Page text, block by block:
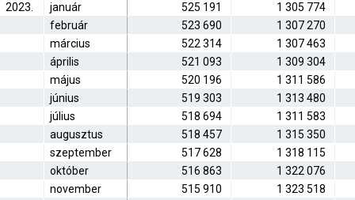
2023.
január 525 191
1 305 774
február
523 690
1 307 270
március
522 314
1 307 463
április
521 093
1 309 304
május
520 196
1 311 586
június
519 303
1 313 480
július
518 694
1 311 583
augusztus
518 457
1 315 350
szeptember
517 628
1 318 115
október
516 863
1 322 076
november
515 910
1 323 518